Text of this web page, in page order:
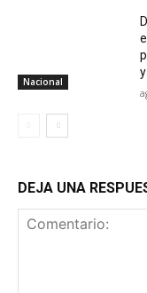
Nacional
DEJA UNA